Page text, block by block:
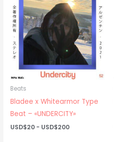
Beats
Bladee x Whitearmor Type
Beat – «UNDERCITY»
USD$20 - USD$200Rango